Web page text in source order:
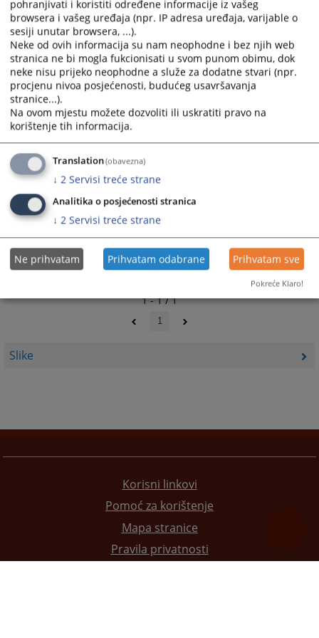
Slike
select
a
date.
Press
the
question
mark
key
get
the
keyboard
shortcuts
for
dates.
select
date.
Press
the
question
mark
keyboard
shortcuts
for
dates.
1 - 1 / 1
1
Korisni linkovi
Pomoć za korištenje
Mapa stranice
Pravila privatnosti
pohranjivati i koristiti određene informacije iz vašeg
browsera i vašeg uređaja (npr. IP adresa uređaja, varijable o
sesiji unutar browsera, ...).
Neke od ovih informacija su nam neophodne i bez njih web
stranica ne bi mogla fukcionisati u svom punom obimu, dok
neke nisu prijeko neophodne a služe za dodatne stvari (npr.
procjenu nivoa posjećenosti, budućeg usavršavanja
stranice...).
Na ovom mjestu možete dozvoliti ili uskratiti pravo na
korištenje tih informacija.
Translation(obavezna)
↓ 2 Servisi treće strane
Analitika o posjećenosti stranica
↓ 2 Servisi treće strane
Ne prihvatam Prihvatam odabrane Prihvatam sve
Pokreće Klaro!